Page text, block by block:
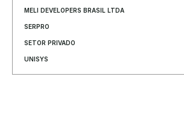
MELI DEVELOPERS BRASIL LTDA
SERPRO
SETOR PRIVADO
UNISYS